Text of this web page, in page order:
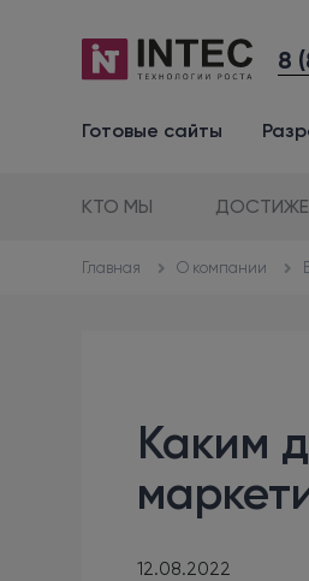
8
Готовые сайты
КТО МЫ
Главная О компании
Каким
12.08.2022